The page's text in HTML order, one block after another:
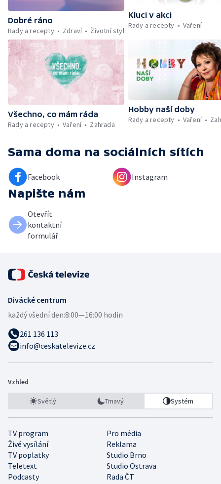
Dobré ráno
Rady a recepty
Zdraví Životní styl
Kluci v akci
Rady a recepty
Vaření
Všechno, co mám ráda
Rady a recepty
Vaření Zahrada
Hobby naší doby
Rady a recepty
Vaření
Sama doma na sociálních sítích
Facebook Instagram
Napište nám
Otevřít
kontaktní
formulář
Divácké centrum
každý všední den:8:00—16:00 hodin
261 136 113
info@ceskatelevize.cz
Vzhled
Světlý Tmavý Systém
TV program
Pro média
Živé vysílání
Reklama
TV poplatky
Studio Brno
Teletext
Studio Ostrava
Podcasty
Rada ČT